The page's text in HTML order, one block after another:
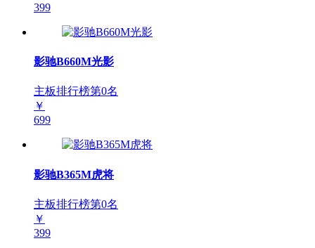
399
影驰B660M光影
主板排行榜第0名
￥
699
影驰B365M虎将
主板排行榜第0名
￥
399